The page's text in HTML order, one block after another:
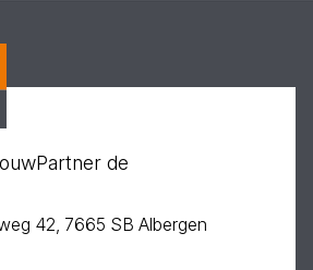
de
42, 7665 SB Albergen